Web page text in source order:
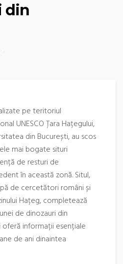
din
pe teritoriul
UNESCO Țara Hațegului,
din București, au scos
mai bogate situri
de resturi de
în această zonă. Situl,
de cercetători români și
Hațeg, completează
de dinozauri din
oferă informații esențiale
de ani dinaintea